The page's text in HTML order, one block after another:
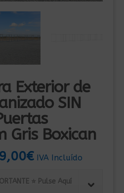
Exterior de
SIN
Gris Boxican
€El
actual
IVA Incluído
⭐ Pulse Aquí